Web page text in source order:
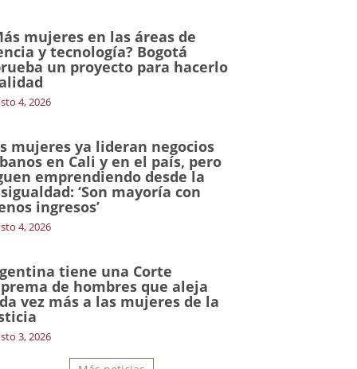
mujeres en las áreas de
y tecnología? Bogotá
un proyecto para hacerlo
4, 2026
mujeres ya lideran negocios
en Cali y en el país, pero
emprendiendo desde la
‘Son mayoría con
ingresos’
4, 2026
tiene una Corte
de hombres que aleja
vez más a las mujeres de la
3, 2026